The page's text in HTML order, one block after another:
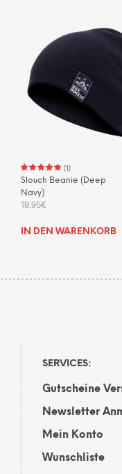
(1)
Slouch Beanie (Deep
Navy)
19,95€
IN DEN WARENKORB
SERVICES:
Gutscheine
Newsletter
Mein Konto
Wunschliste